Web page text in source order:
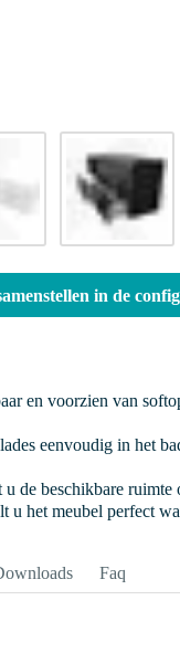
in de
en voorzien van
eenvoudig in het
de beschikbare ruimte
u het meubel perfect
Faq